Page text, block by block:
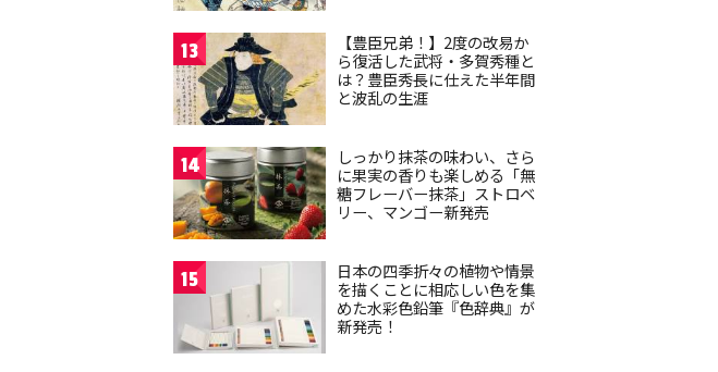
13
【豊臣兄弟！】2度の改易か
ら復活した武将・多賀秀種と
は？豊臣秀長に仕えた半年間
と波乱の生涯
14
しっかり抹茶の味わい、さら
に果実の香りも楽しめる「無
糖フレーバー抹茶」ストロベ
リー、マンゴー新発売
15
日本の四季折々の植物や情景
を描くことに相応しい色を集
めた水彩色鉛筆『色辞典』が
新発売！